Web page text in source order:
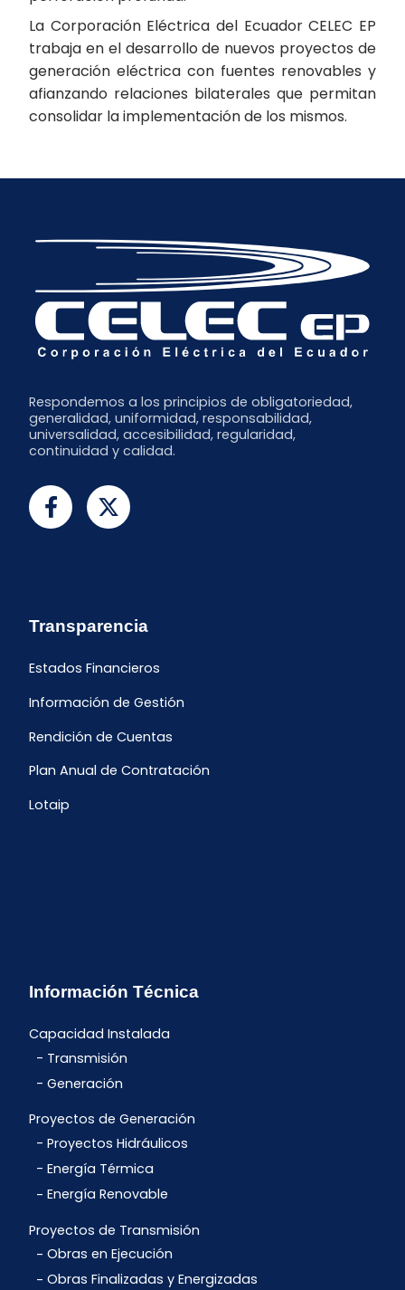
La Corporación Eléctrica del Ecuador CELEC EP
trabaja en el desarrollo de nuevos proyectos de
generación eléctrica con fuentes renovables y
afianzando relaciones bilaterales que permitan
consolidar la implementación de los mismos.
Respondemos a los principios de obligatoriedad,
generalidad, uniformidad, responsabilidad,
universalidad, accesibilidad, regularidad,
continuidad y calidad.
Transparencia
Estados Financieros
Información de Gestión
Rendición de Cuentas
Plan Anual de Contratación
Lotaip
Información Técnica
Capacidad Instalada
Transmisión
Generación
Proyectos de Generación
Proyectos Hidráulicos
Energía Térmica
Energía Renovable
Proyectos de Transmisión
Obras en Ejecución
Obras Finalizadas y Energizadas